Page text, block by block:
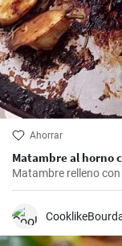
Ahorrar
Matambre al horno
Matambre relleno